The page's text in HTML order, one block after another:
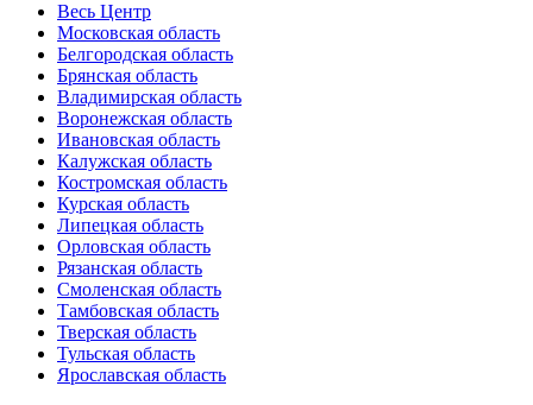
Весь Центр
Московская область
Белгородская область
Брянская область
Владимирская область
Воронежская область
Ивановская область
Калужская область
Костромская область
Курская область
Липецкая область
Орловская область
Рязанская область
Смоленская область
Тамбовская область
Тверская область
Тульская область
Ярославская область